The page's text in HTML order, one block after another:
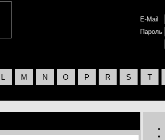
E-Mail
Пароль
L M N O P R S T